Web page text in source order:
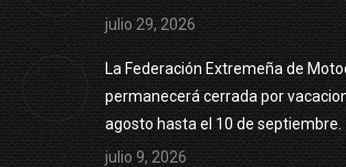
julio 29, 2026
La Federación Extremeña de
permanecerá cerrada por
agosto hasta el 10 de septiembre.
julio 9, 2026